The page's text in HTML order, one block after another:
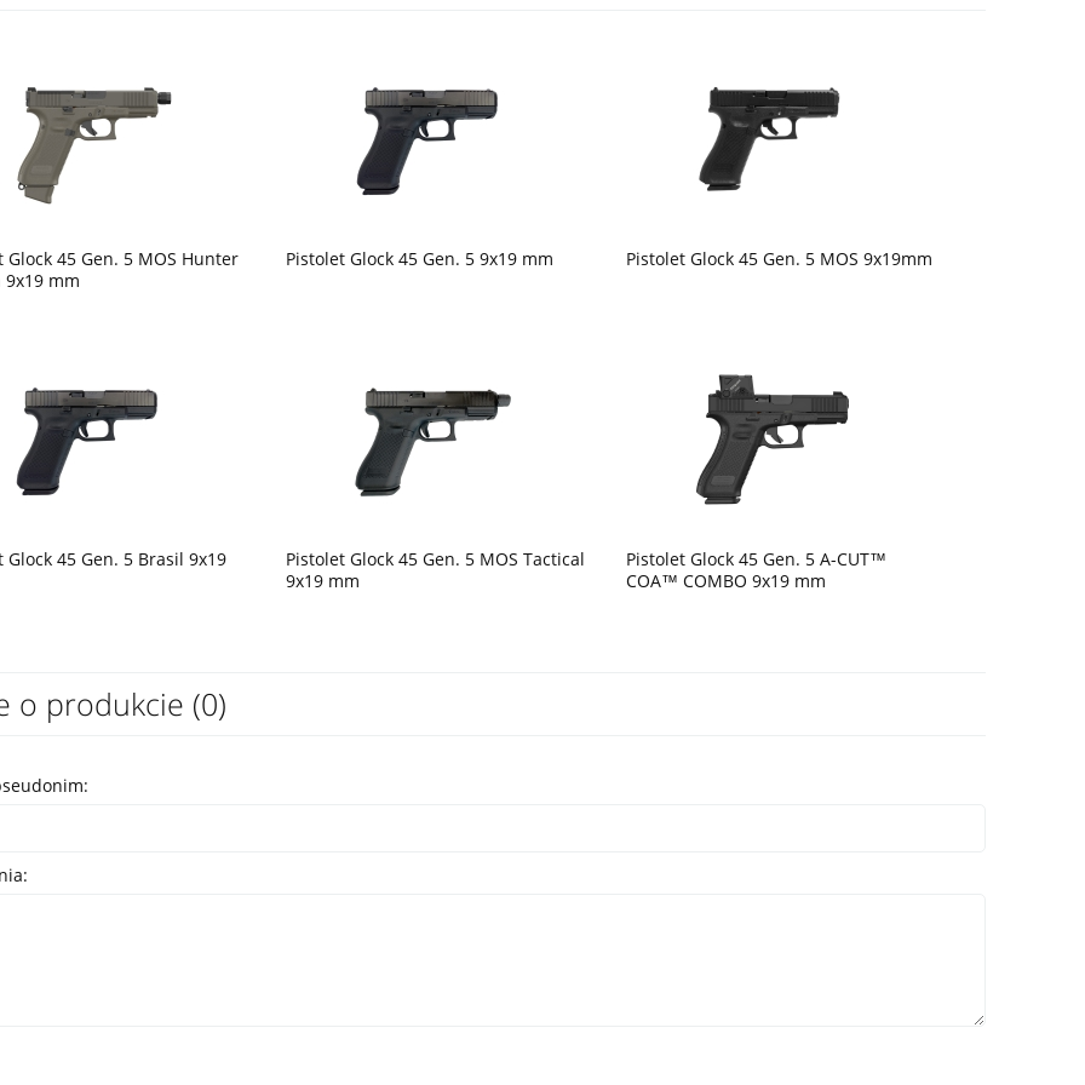
Glock 45 Gen. 5 MOS Hunter
9x19 mm
Pistolet Glock 45 Gen. 5 9x19 mm Pistolet Glock 45 Gen. 5 MOS 9x19mm
Glock 45 Gen. 5 Brasil 9x19
Pistolet Glock 45 Gen. 5 MOS Tactical
9x19 mm
Pistolet Glock 45 Gen. 5 A-CUT™
COA™ COMBO 9x19 mm
o produkcie (0)